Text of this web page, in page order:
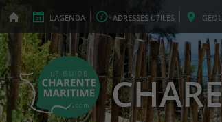
L'AGENDA ADRESSES UTILES GEO